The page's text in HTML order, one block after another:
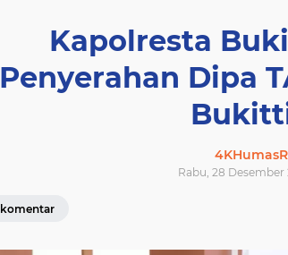
Kapolresta
Penyerahan Dipa
Rabu, 28 Desember
komentar